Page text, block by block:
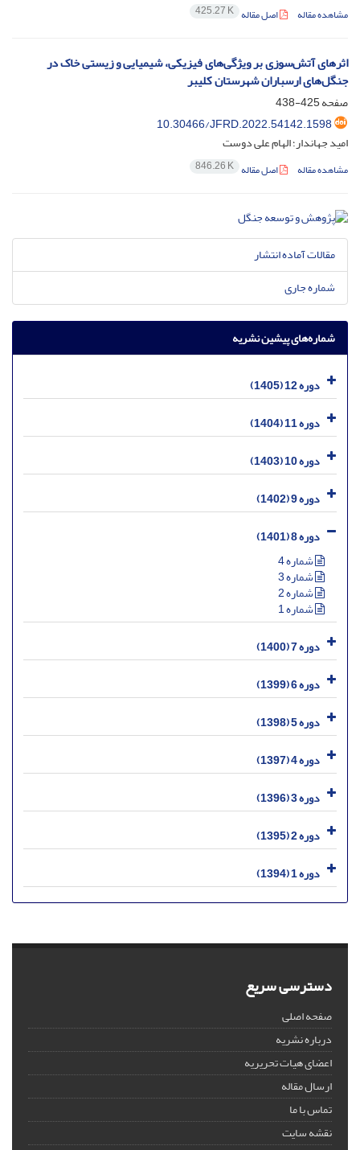
مشاهده مقاله اصل مقاله 425.27 K
اثرهای آتش‌سوزی بر ویژگی‌های فیزیکی، شیمیایی و زیستی خاک در
جنگل‌های ارسباران شهرستان کلیبر
صفحه425-438
10.30466/JFRD.2022.54142.1598
امید جهاندار؛ الهام علی دوست
مشاهده مقاله اصل مقاله 846.26 K
مقالات آماده انتشار
شماره جاری
شماره‌های پیشین نشریه
دوره 12 (1405)
دوره 11 (1404)
دوره 10 (1403)
دوره 9 (1402)
دوره 8 (1401)
شماره 4
شماره 3
شماره 2
شماره 1
دوره 7 (1400)
دوره 6 (1399)
دوره 5 (1398)
دوره 4 (1397)
دوره 3 (1396)
دوره 2 (1395)
دوره 1 (1394)
دسترسی سریع
صفحه اصلی
درباره نشریه
اعضای هیات تحریریه
ارسال مقاله
تماس با ما
نقشه سایت